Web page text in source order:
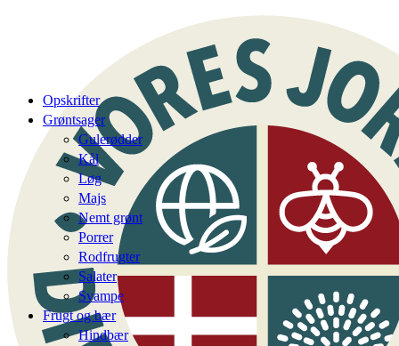
Opskrifter
Grøntsager
Gulerødder
Kål
Løg
Majs
Nemt grønt
Porrer
Rodfrugter
Salater
Svampe
Frugt og bær
Hindbær